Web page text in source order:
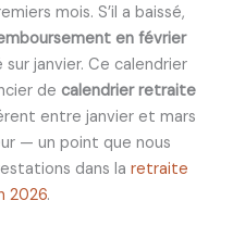
mois. S’il a baissé,
en février
janvier. Ce calendrier
decalendrier retraite
entre janvier et mars
— un point que nous
dans laretraite
2026.